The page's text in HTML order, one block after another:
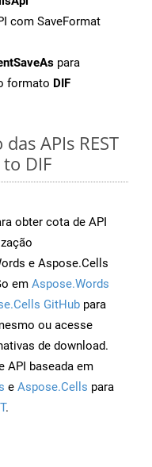
com SaveFormat
para
formato DIF
APIs REST
DIF
obter cota de API
e Aspose.Cells
em Aspose.Words
GitHub para
ou acesse
de download.
API baseada em
e Aspose.Cells para
.